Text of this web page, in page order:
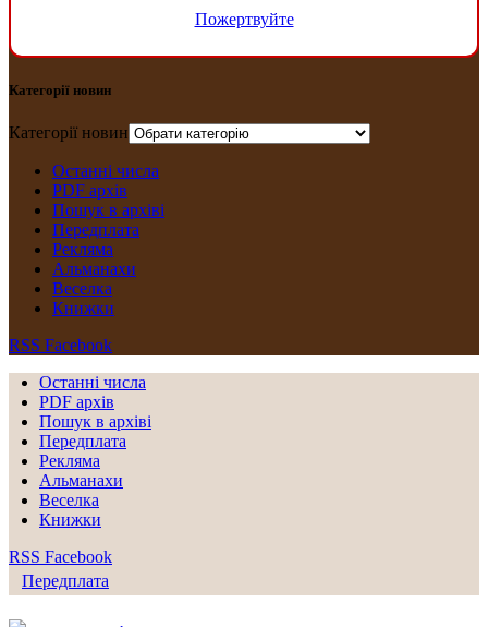
Пожертвуйте
Категорії новин
Категорії новин
Останні числа
PDF архів
Пошук в архіві
Передплата
Рекляма
Альманахи
Веселка
Книжки
RSS Facebook
Останні числа
PDF архів
Пошук в архіві
Передплата
Рекляма
Альманахи
Веселка
Книжки
RSS Facebook
Передплата